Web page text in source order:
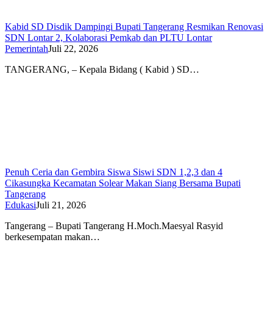
Kabid SD Disdik Dampingi Bupati Tangerang Resmikan Renovasi
SDN Lontar 2, Kolaborasi Pemkab dan PLTU Lontar
PemerintahJuli 22, 2026
TANGERANG, – Kepala Bidang ( Kabid ) SD…
Penuh Ceria dan Gembira Siswa Siswi SDN 1,2,3 dan 4
Cikasungka Kecamatan Solear Makan Siang Bersama Bupati
Tangerang
EdukasiJuli 21, 2026
Tangerang – Bupati Tangerang H.Moch.Maesyal Rasyid
berkesempatan makan…